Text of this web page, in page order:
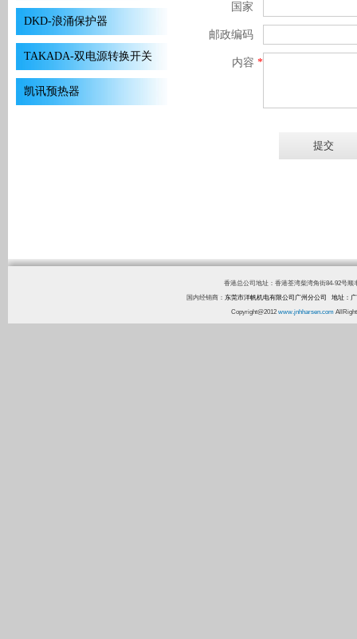
DKD-浪涌保护器
TAKADA-双电源转换开关
凯讯预热器
国家
邮政编码
内容 *
香港总公司地址：香港荃湾柴湾角街84-92号
国内经销商： 东莞市洋帆机电有限公司广州分公司 地址：
Copyright@2012 www.jnhharsen.com